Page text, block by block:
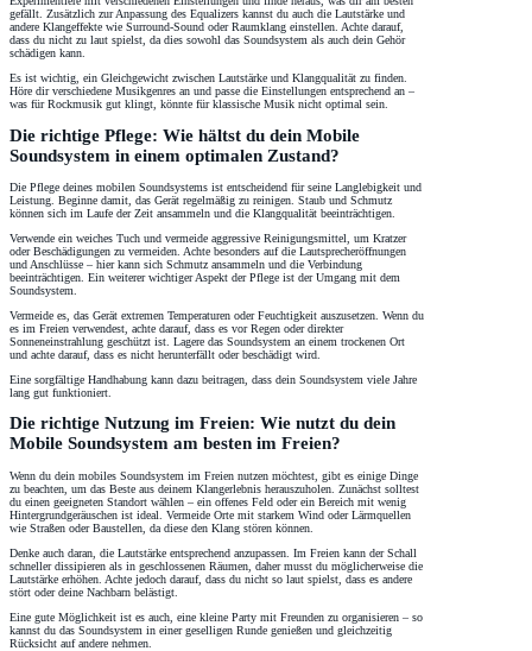
gefällt. Zusätzlich zur Anpassung des Equalizers kannst du auch die Lautstärke und
andere Klangeffekte wie Surround-Sound oder Raumklang einstellen. Achte darauf,
dass du nicht zu laut spielst, da dies sowohl das Soundsystem als auch dein Gehör
schädigen kann.
Es ist wichtig, ein Gleichgewicht zwischen Lautstärke und Klangqualität zu finden.
Höre dir verschiedene Musikgenres an und passe die Einstellungen entsprechend an –
was für Rockmusik gut klingt, könnte für klassische Musik nicht optimal sein.
Die richtige Pflege: Wie hältst du dein Mobile
Soundsystem in einem optimalen Zustand?
Die Pflege deines mobilen Soundsystems ist entscheidend für seine Langlebigkeit und
Leistung. Beginne damit, das Gerät regelmäßig zu reinigen. Staub und Schmutz
können sich im Laufe der Zeit ansammeln und die Klangqualität beeinträchtigen.
Verwende ein weiches Tuch und vermeide aggressive Reinigungsmittel, um Kratzer
oder Beschädigungen zu vermeiden. Achte besonders auf die Lautsprecheröffnungen
und Anschlüsse – hier kann sich Schmutz ansammeln und die Verbindung
beeinträchtigen. Ein weiterer wichtiger Aspekt der Pflege ist der Umgang mit dem
Soundsystem.
Vermeide es, das Gerät extremen Temperaturen oder Feuchtigkeit auszusetzen. Wenn du
es im Freien verwendest, achte darauf, dass es vor Regen oder direkter
Sonneneinstrahlung geschützt ist. Lagere das Soundsystem an einem trockenen Ort
und achte darauf, dass es nicht herunterfällt oder beschädigt wird.
Eine sorgfältige Handhabung kann dazu beitragen, dass dein Soundsystem viele Jahre
lang gut funktioniert.
Die richtige Nutzung im Freien: Wie nutzt du dein
Mobile Soundsystem am besten im Freien?
Wenn du dein mobiles Soundsystem im Freien nutzen möchtest, gibt es einige Dinge
zu beachten, um das Beste aus deinem Klangerlebnis herauszuholen. Zunächst solltest
du einen geeigneten Standort wählen – ein offenes Feld oder ein Bereich mit wenig
Hintergrundgeräuschen ist ideal. Vermeide Orte mit starkem Wind oder Lärmquellen
wie Straßen oder Baustellen, da diese den Klang stören können.
Denke auch daran, die Lautstärke entsprechend anzupassen. Im Freien kann der Schall
schneller dissipieren als in geschlossenen Räumen, daher musst du möglicherweise die
Lautstärke erhöhen. Achte jedoch darauf, dass du nicht so laut spielst, dass es andere
stört oder deine Nachbarn belästigt.
Eine gute Möglichkeit ist es auch, eine kleine Party mit Freunden zu organisieren – so
kannst du das Soundsystem in einer geselligen Runde genießen und gleichzeitig
Rücksicht auf andere nehmen.